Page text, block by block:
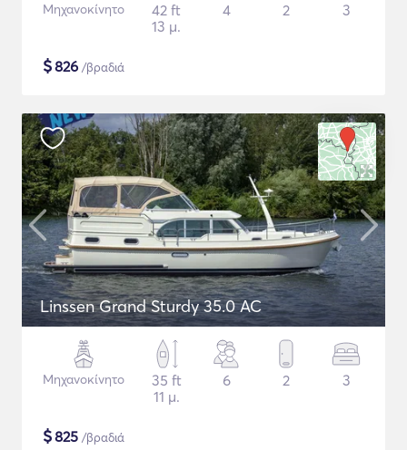
Μηχανοκίνητο
42 ft
13 μ.
4 2 3
$826 /βραδιά
Linssen Grand Sturdy 35.0 AC
Μηχανοκίνητο
35 ft
11 μ.
6 2 3
$825 /βραδιά